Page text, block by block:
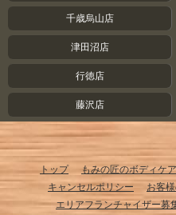
千歳烏山店
津田沼店
行徳店
藤沢店
トップ もみの匠のボディケ
キャンセルポリシー
お客
エリアフランチャイザー募